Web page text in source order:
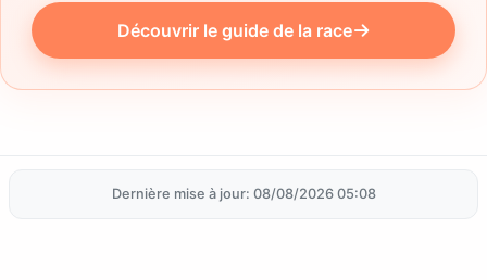
Découvrir le guide de la race
Dernière mise à jour: 08/08/2026 05:08